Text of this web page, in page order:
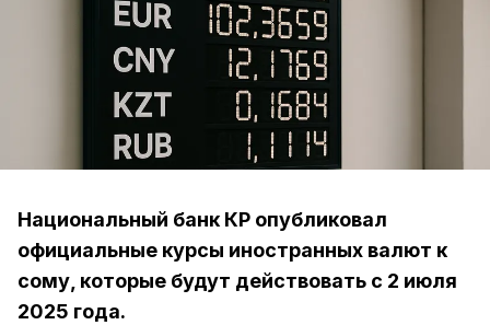
Национальный банк КР опубликовал
официальные курсы иностранных валют к
сому, которые будут действовать с 2 июля
2025 года.